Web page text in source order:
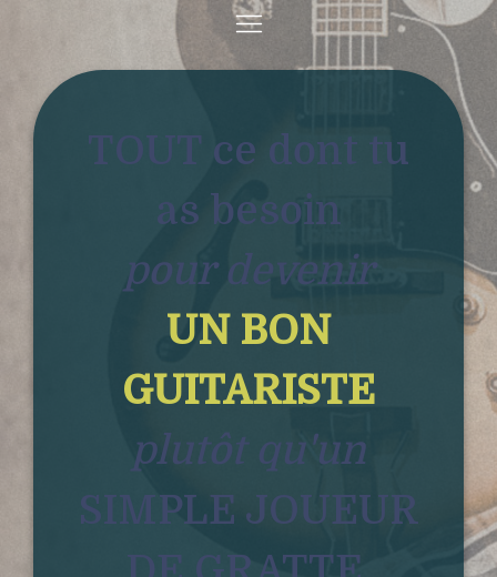
TOUT ce dont tu
as besoin
pour devenir
UN BON
GUITARISTE
plutôt qu'un
SIMPLE JOUEUR